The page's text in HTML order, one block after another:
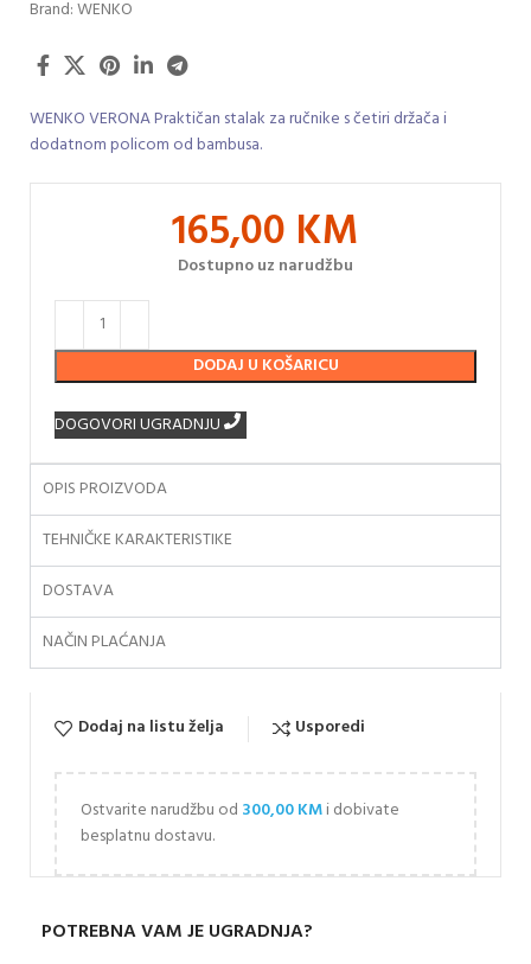
Brand:WENKO
WENKO VERONA Praktičan stalak za ručnike s četiri držača i
dodatnom policom od bambusa.
165,00 KM
Dostupno uz narudžbu
DODAJ U KOŠARICU
DOGOVORI UGRADNJU
OPIS PROIZVODA
TEHNIČKE KARAKTERISTIKE
DOSTAVA
NAČIN PLAĆANJA
Dodaj na listu želja Usporedi
Ostvarite narudžbu od 300,00KMi dobivate
besplatnu dostavu.
POTREBNA VAM JE UGRADNJA?